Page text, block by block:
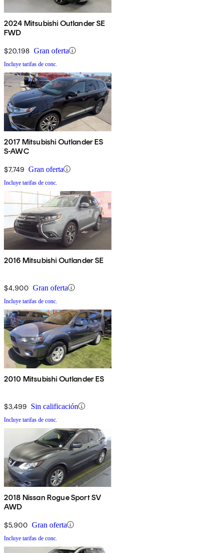
2024 Mitsubishi Outlander SE
FWD
$20,198 Gran oferta
Incluye tarifas de conc.
2017 Mitsubishi Outlander ES
S-AWC
$7,749 Gran oferta
Incluye tarifas de conc.
2016 Mitsubishi Outlander SE
$4,900 Gran oferta
Incluye tarifas de conc.
2010 Mitsubishi Outlander ES
$3,499 Sin calificación
Incluye tarifas de conc.
2018 Nissan Rogue Sport SV
AWD
$5,900 Gran oferta
Incluye tarifas de conc.